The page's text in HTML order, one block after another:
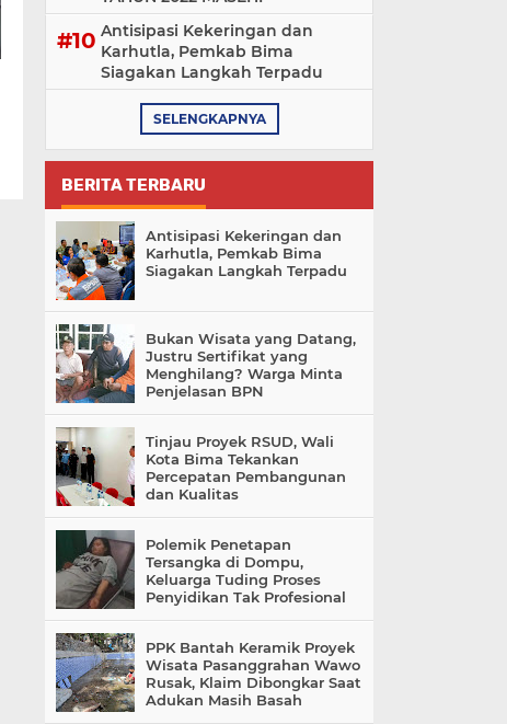
Antisipasi Kekeringan dan
Karhutla, Pemkab Bima
Siagakan Langkah Terpadu
SELENGKAPNYA
BERITA TERBARU
Antisipasi Kekeringan dan
Karhutla, Pemkab Bima
Siagakan Langkah Terpadu
Bukan Wisata yang Datang,
Justru Sertifikat yang
Menghilang? Warga Minta
Penjelasan BPN
Tinjau Proyek RSUD, Wali
Kota Bima Tekankan
Percepatan Pembangunan
dan Kualitas
Polemik Penetapan
Tersangka di Dompu,
Keluarga Tuding Proses
Penyidikan Tak Profesional
PPK Bantah Keramik Proyek
Wisata Pasanggrahan Wawo
Rusak, Klaim Dibongkar Saat
Adukan Masih Basah